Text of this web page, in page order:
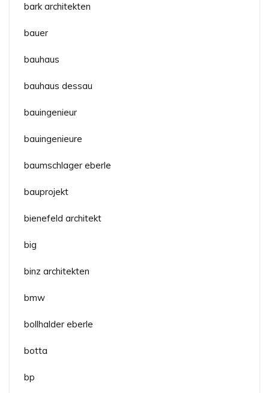
bark architekten
bauer
bauhaus
bauhaus dessau
bauingenieur
bauingenieure
baumschlager eberle
bauprojekt
bienefeld architekt
big
binz architekten
bmw
bollhalder eberle
botta
bp